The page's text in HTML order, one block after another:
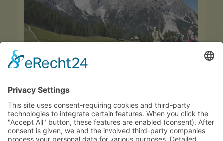
Eventi per le vostre vacanze a Laion
...tutti gli eventi